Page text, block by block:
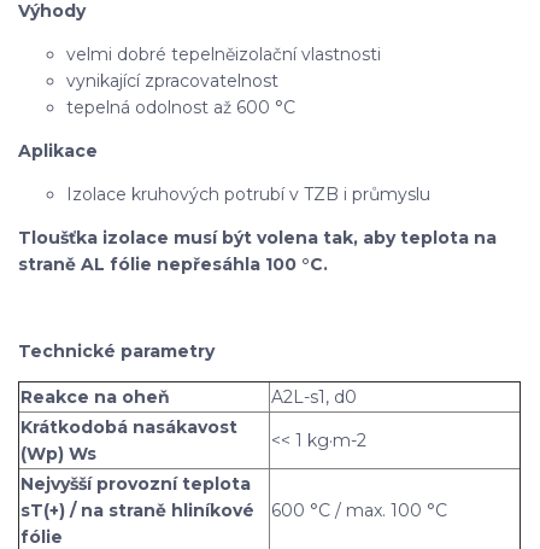
Výhody
velmi dobré tepelněizolační vlastnosti
vynikající zpracovatelnost
tepelná odolnost až 600 °C
Aplikace
Izolace kruhových potrubí v TZB i průmyslu
Tloušťka izolace musí být volena tak, aby teplota na
straně AL fólie nepřesáhla 100 °C.
Technické parametry
Reakce na oheň
A2L-s1, d0
Krátkodobá nasákavost
(Wp) Ws
<< 1 kg·m-2
Nejvyšší provozní teplota
sT(+) / na straně hliníkové
fólie
600 °C / max. 100 °C